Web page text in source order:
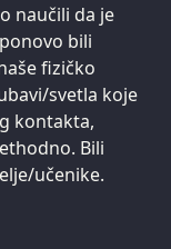
naučili da je
bili
fizičko
svetla koje
kontakta,
Bili
učenike.